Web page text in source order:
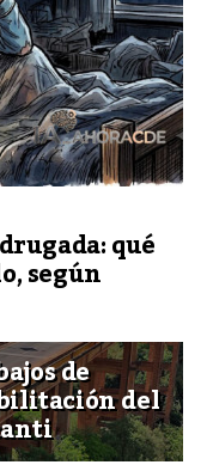
qué
según
de
del